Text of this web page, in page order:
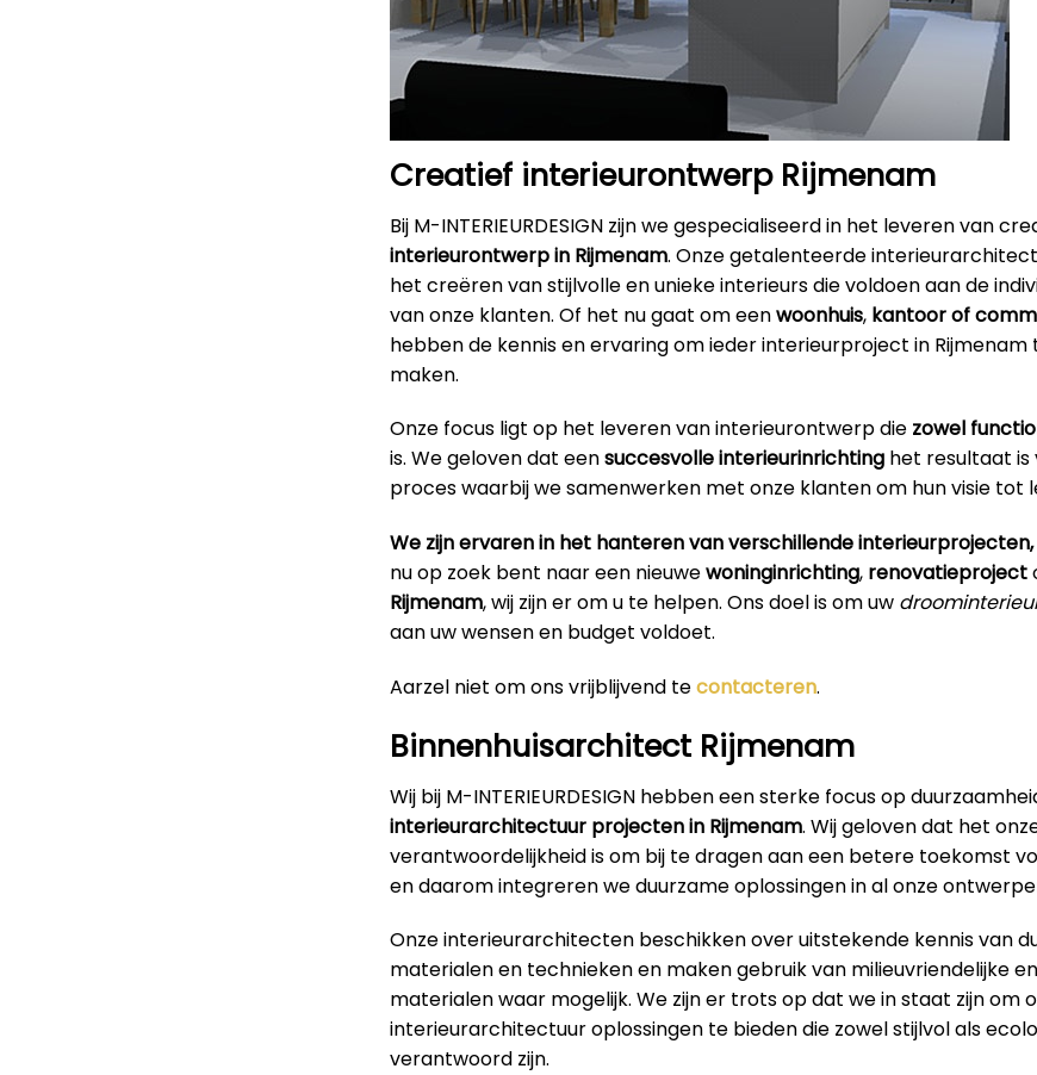
Creatief interieurontwerp Rijmenam
Bij M-INTERIEURDESIGN zijn we gespecialiseerd in het leveren van
interieurontwerp in Rijmenam. Onze getalenteerde
het creëren van stijlvolle en unieke interieurs die voldoen aan de
van onze klanten. Of het nu gaat om eenwoonhuis, kantoorof
hebben de kennis en ervaring om ieder interieurproject in
maken.
Onze focus ligt op het leveren van interieurontwerp die zowel
is. We geloven dat eensuccesvolle interieurinrichting het resultaat is
proces waarbij we samenwerken met onze klanten om hun visie tot
We zijn ervaren in het hanteren van verschillende
nu op zoek bent naar een nieuwewoninginrichting, renovatieproject
Rijmenam, wij zijn er om u te helpen. Ons doel is om uw
aan uw wensen en budget voldoet.
Aarzel niet om ons vrijblijvend tecontacteren.
Binnenhuisarchitect Rijmenam
Wij bij M-INTERIEURDESIGN hebben een sterke focus op
interieurarchitectuur projecten in Rijmenam. Wij geloven dat het
verantwoordelijkheid is om bij te dragen aan een betere toekomst
en daarom integreren we duurzame oplossingen in al onze
Onze interieurarchitecten beschikken over uitstekende kennis van
materialen en technieken en maken gebruik van milieuvriendelijke
materialen waar mogelijk. We zijn er trots op dat we in staat zijn om
interieurarchitectuur oplossingen te bieden die zowel stijlvol als
verantwoord zijn.